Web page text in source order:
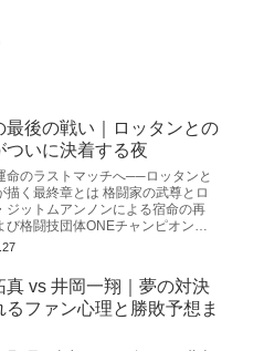
最後の戦い｜ロッタンとの
ついに決着する夜
命のラストマッチへ──ロッタンと
描く最終章とは 格闘家の武尊とロ
ジットムアンノンによる宿命の再
び格闘技団体ONEチャンピオンシ
る動向をまとめたものです。 両者
真 vs 井岡一翔｜夢の対決
るファン心理と勝敗予想ま